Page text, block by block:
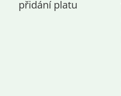
přidání platu